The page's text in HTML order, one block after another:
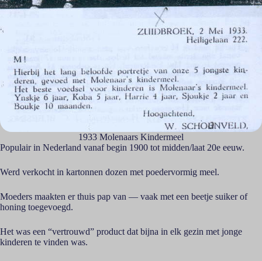
1933 Molenaars Kindermeel
Populair in Nederland vanaf begin 1900 tot midden/laat 20e eeuw.
Werd verkocht in kartonnen dozen met poedervormig meel.
Moeders maakten er thuis pap van — vaak met een beetje suiker of
honing toegevoegd.
Het was een “vertrouwd” product dat bijna in elk gezin met jonge
kinderen te vinden was.